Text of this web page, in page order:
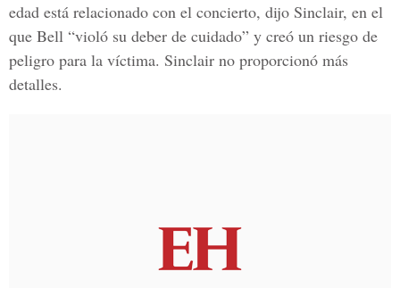
edad está relacionado con el concierto, dijo Sinclair, en el
que Bell “violó su deber de cuidado” y creó un riesgo de
peligro para la víctima. Sinclair no proporcionó más
detalles.